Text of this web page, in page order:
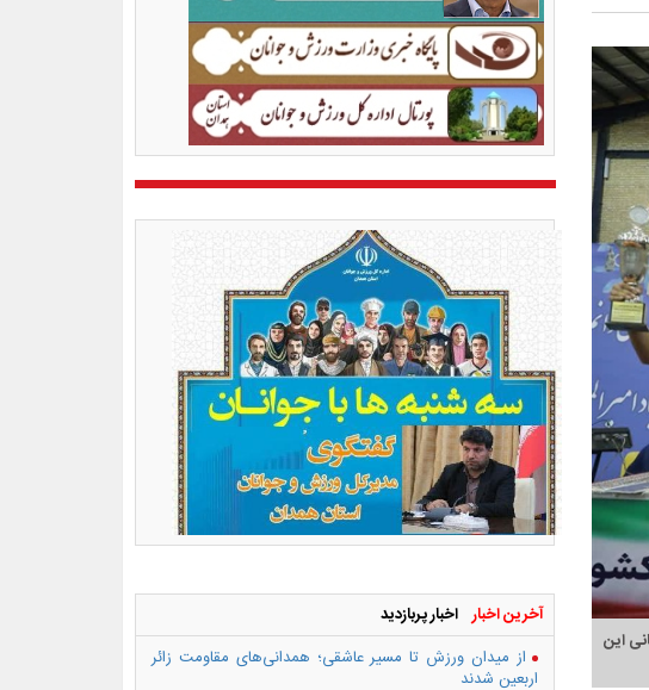
این
آخرین اخبار اخبار پربازدید
از میدان ورزش تا مسیر عاشقی؛ همدانی‌های مقاومت زائر
اربعین شدند